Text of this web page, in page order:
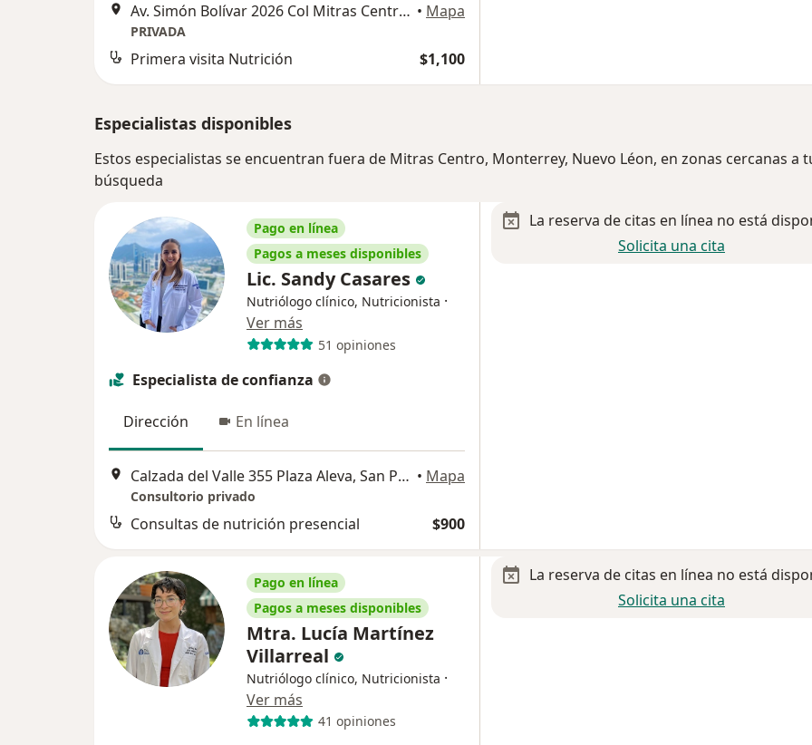
Av. Simón Bolívar 2026 Col Mitras Centro, Monterrey • Mapa
PRIVADA
Primera visita Nutrición $1,100
Especialistas disponibles
Estos especialistas se encuentran fuera de Mitras Centro, Monterrey, Nuevo Léon, en zonas cercanas a
búsqueda
Pago en línea
Pagos a meses disponibles
Lic. Sandy Casares
Nutriólogo clínico, Nutricionista ·
Ver más
51 opiniones
Especialista de confianza
Dirección En línea
Calzada del Valle 355 Plaza Aleva, San Pedro Garza Garcia • Mapa
Consultorio privado
Consultas de nutrición presencial $900
La reserva de citas en línea no está
Solicita una cita
Pago en línea
Pagos a meses disponibles
Mtra. Lucía Martínez
Villarreal
Nutriólogo clínico, Nutricionista ·
Ver más
41 opiniones
La reserva de citas en línea no está
Solicita una cita